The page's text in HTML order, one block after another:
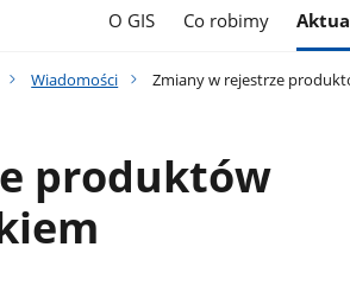
O GIS Co robimy
Wiadomości Zmiany w rejestrze
produktów